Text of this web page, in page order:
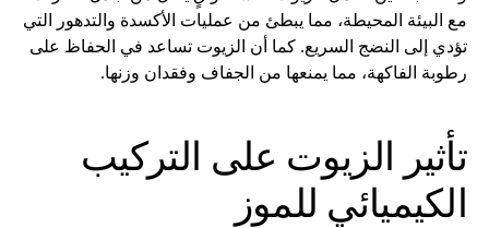
مع البيئة المحيطة، مما يبطئ من عمليات الأكسدة والتدهور التي
تؤدي إلى النضج السريع. كما أن الزيوت تساعد في الحفاظ على
رطوبة الفاكهة، مما يمنعها من الجفاف وفقدان وزنها.
تأثير الزيوت على التركيب
الكيميائي للموز